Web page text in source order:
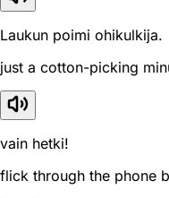
Laukun poimi ohikulkija.
just a cotton-picking
vain hetki!
flick through the phone